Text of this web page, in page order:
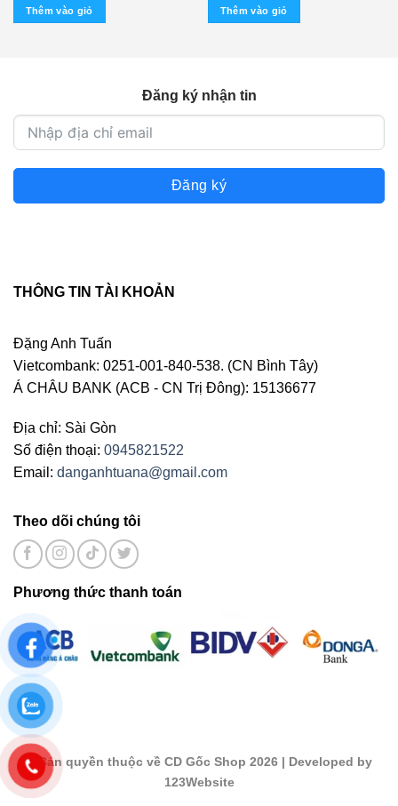
Thêm vào giỏ Thêm vào giỏ
Đăng ký nhận tin
Đăng ký
THÔNG TIN TÀI KHOẢN
Đặng Anh Tuấn
Vietcombank: 0251-001-840-538. (CN Bình Tây)
Á CHÂU BANK (ACB - CN Trị Đông): 15136677
Địa chỉ: Sài Gòn
Số điện thoại: 0945821522
Email: danganhtuana@gmail.com
Theo dõi chúng tôi
Phương thức thanh toán
© Bản quyền thuộc về CD Gốc Shop 2026 | Developed by
123Website